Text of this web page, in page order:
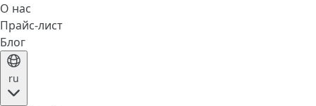
О нас
Прайс-лист
Блог
ru